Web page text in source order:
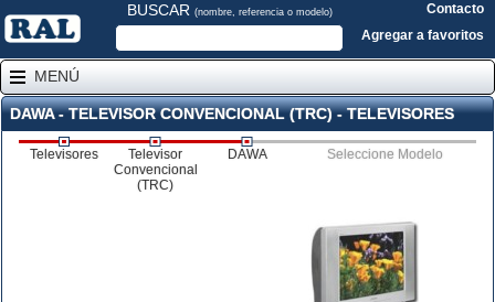
BUSCAR (nombre, referencia o modelo)
Contacto
Agregar a favoritos
MENÚ
DAWA - TELEVISOR CONVENCIONAL (TRC) - TELEVISORES
Televisores
Televisor
Convencional
(TRC)
DAWA Seleccione Modelo